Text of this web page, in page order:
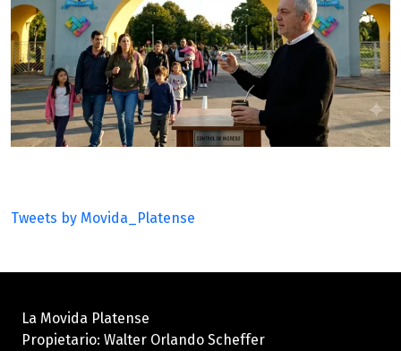
Tweets by Movida_Platense
La Movida Platense
Propietario: Walter Orlando Scheffer